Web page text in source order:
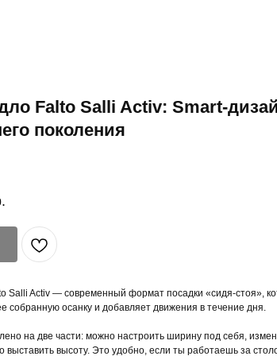
Falto Salli Activ: Smart-
поколения
Salli Activ — современный формат посадки «сидя-стоя»,
собранную осанку и добавляет движения в течение дня.
на две части: можно настроить ширину под себя,
выставить высоту. Это удобно, если ты работаешь за